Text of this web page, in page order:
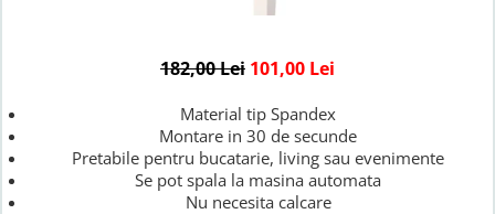
182,00 Lei 101,00 Lei
Material tip Spandex
Montare in 30 de secunde
Pretabile pentru bucatarie, living sau evenimente
Se pot spala la masina automata
Nu necesita calcare